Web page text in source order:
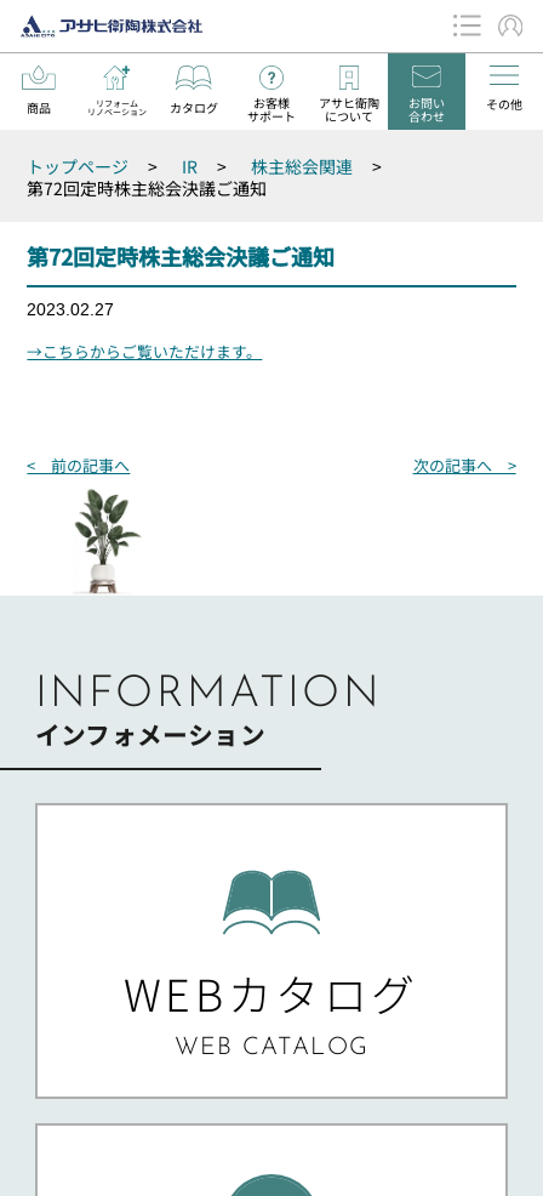
商品 リフォーム
リノベーション カタログ お客様
サポート
アサヒ衛陶
について
お問い
合わせ
その他
トップページ > IR > 株主総会関連
>
第72回定時株主総会決議ご通知
第72回定時株主総会決議ご通知
2023.02.27
→こちらからご覧いただけます。
投
シ
< 前の記事へ 次の記事へ >
INFORMATION
インフォメーション
WEBカタログ
WEB CATALOG